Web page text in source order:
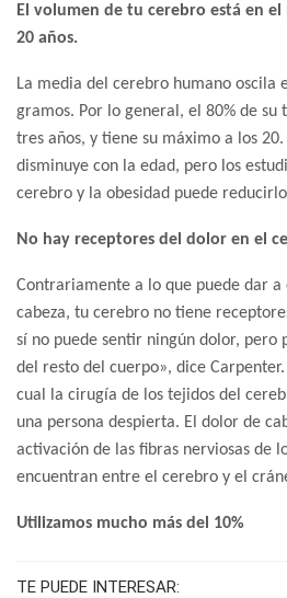
El volumen de tu cerebro está en
20 años.
La media del cerebro humano oscila
gramos. Por lo general, el 80% de su
tres años, y tiene su máximo a los
disminuye con la edad, pero los
cerebro y la obesidad puede
No hay receptores del dolor en el
Contrariamente a lo que puede dar
cabeza, tu cerebro no tiene
sí no puede sentir ningún dolor,
del resto del cuerpo», dice
cual la cirugía de los tejidos del
una persona despierta. El dolor de
activación de las fibras nerviosas de
encuentran entre el cerebro y el
Utilizamos mucho más del 10%
TE PUEDE INTERESAR: